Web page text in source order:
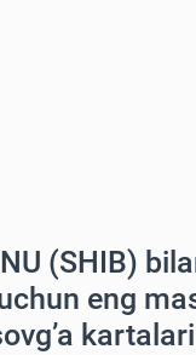
(SHIB)
eng
kartalari